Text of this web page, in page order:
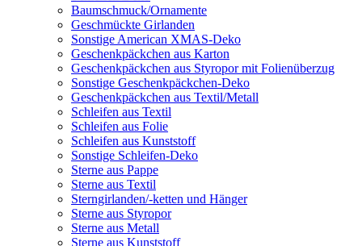
Baumschmuck/Ornamente
Geschmückte Girlanden
Sonstige American XMAS-Deko
Geschenkpäckchen aus Karton
Geschenkpäckchen aus Styropor mit Folienüberzug
Sonstige Geschenkpäckchen-Deko
Geschenkpäckchen aus Textil/Metall
Schleifen aus Textil
Schleifen aus Folie
Schleifen aus Kunststoff
Sonstige Schleifen-Deko
Sterne aus Pappe
Sterne aus Textil
Sterngirlanden/-ketten und Hänger
Sterne aus Styropor
Sterne aus Metall
Sterne aus Kunststoff